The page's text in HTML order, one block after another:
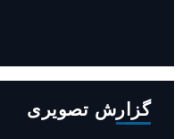
گزارش تصویری